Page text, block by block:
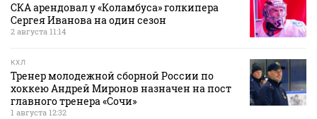
СКА арендовал у «Коламбуса» голкипера
Сергея Иванова на один сезон
2 августа 11:14
КХЛ
Тренер молодежной сборной России по
хоккею Андрей Миронов назначен на пост
главного тренера «Сочи»
1 августа 12:32